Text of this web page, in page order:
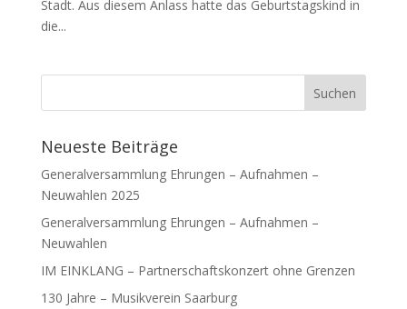
Stadt. Aus diesem Anlass hatte das Geburtstagskind in
die...
Neueste Beiträge
Generalversammlung Ehrungen – Aufnahmen –
Neuwahlen 2025
Generalversammlung Ehrungen – Aufnahmen –
Neuwahlen
IM EINKLANG – Partnerschaftskonzert ohne Grenzen
130 Jahre – Musikverein Saarburg